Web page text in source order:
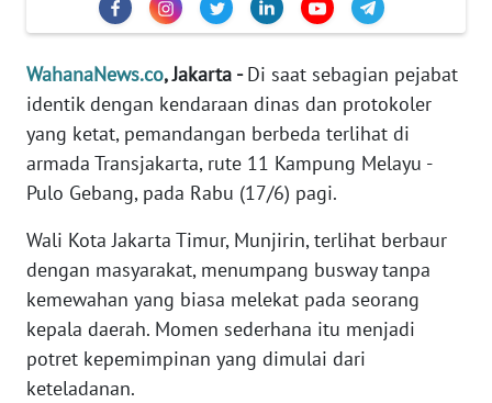
WahanaNews.co, Jakarta -Di saat sebagian pejabat
identik dengan kendaraan dinas dan protokoler
yang ketat, pemandangan berbeda terlihat di
armada Transjakarta, rute 11 Kampung Melayu -
Pulo Gebang, pada Rabu (17/6) pagi.
Wali Kota Jakarta Timur, Munjirin, terlihat berbaur
dengan masyarakat, menumpang busway tanpa
kemewahan yang biasa melekat pada seorang
kepala daerah. Momen sederhana itu menjadi
potret kepemimpinan yang dimulai dari
keteladanan.
EDITORIAL
Informasi
INDEKS
BERITA
KAMI
INFO
IKLAN
TENTANG